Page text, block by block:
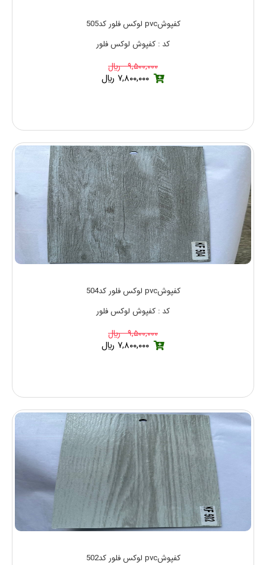
کفپوشpvc لوکس فلور کد505
کد : کفپوش لوکس فلور
۹,۵۰۰,۰۰۰ ريال
۷,۸۰۰,۰۰۰ ريال
کفپوشpvc لوکس فلور کد504
کد : کفپوش لوکس فلور
۹,۵۰۰,۰۰۰ ريال
۷,۸۰۰,۰۰۰ ريال
کفپوشpvc لوکس فلور کد502